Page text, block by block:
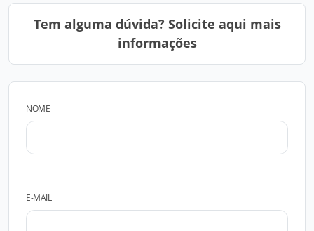
Tem alguma dúvida? Solicite aqui mais
informações
NOME
E-MAIL